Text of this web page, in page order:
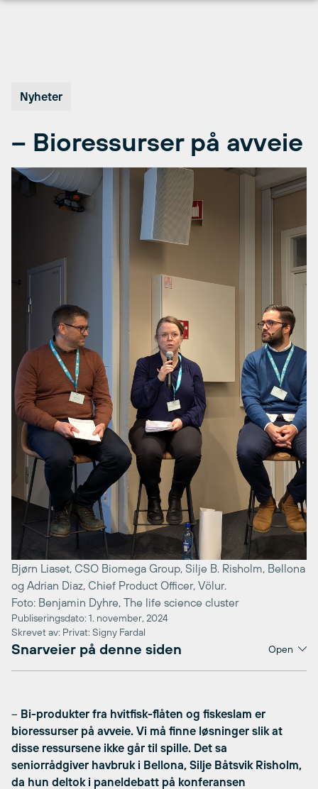
Nyheter
– Bioressurser på avveie
Bjørn Liaset, CSO Biomega Group, Silje B. Risholm, Bellona
og Adrian Diaz, Chief Product Officer, Völur.
Foto: Benjamin Dyhre, The life science cluster
Publiseringsdato: 1. november, 2024
Skrevet av: Privat: Signy Fardal
Snarveier på denne siden Open
– Bi-produkter fra hvitfisk-flåten og fiskeslam er
bioressurser på avveie. Vi må finne løsninger slik at
disse ressursene ikke går til spille. Det sa
seniorrådgiver havbruk i Bellona, Silje Båtsvik Risholm,
da hun deltok i paneldebatt på konferansen